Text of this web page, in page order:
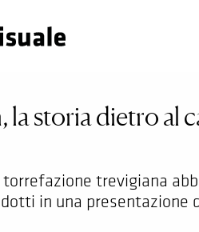
storia dietro al
trevigiana
in una presentazione